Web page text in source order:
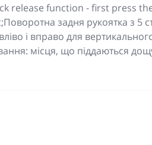
release function - first press
задня рукоятка з 5
і вправо для
місця, що піддаються